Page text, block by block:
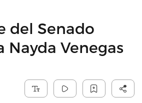
del Senado
Nayda Venegas